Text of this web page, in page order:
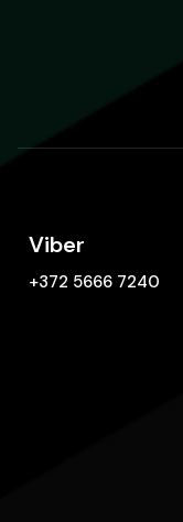
Viber
+372 5666 7240